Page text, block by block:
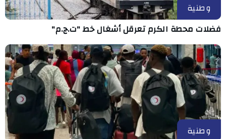
وطنية
فضلات محطة الكرم تعرقل أشغال خط "ت.ج.م"
وطنية